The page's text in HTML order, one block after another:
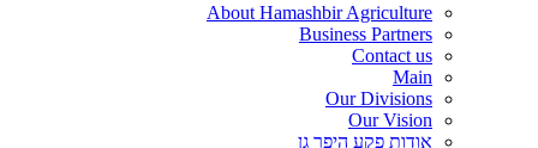
About Hamashbir Agriculture
Business Partners
Contact us
Main
Our Divisions
Our Vision
אודות פקע היפר גן